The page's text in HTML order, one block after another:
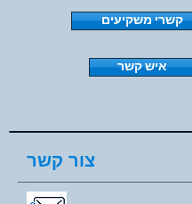
קשרי משקיעים
איש קשר
צור קשר